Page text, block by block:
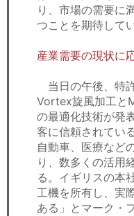
り、市場の需要に
つことを期待してい
産業需要の現状に
当日の午後、特
Vortex旋風加工と
の最適化技術が発
客に信頼されてい
自動車、医療など
り、数多くの活用
る。イギリスの本
工機を所有し、実
ある」とマーク・